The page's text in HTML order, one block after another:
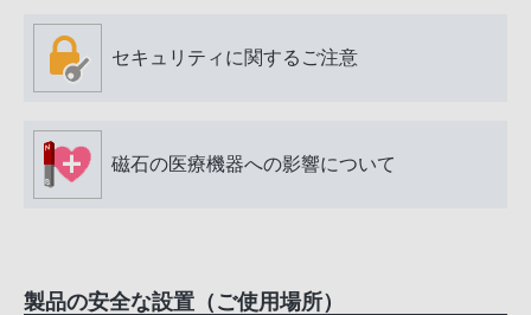
セキュリティに関するご注意
磁石の医療機器への影響について
製品の安全な設置（ご使用場所）